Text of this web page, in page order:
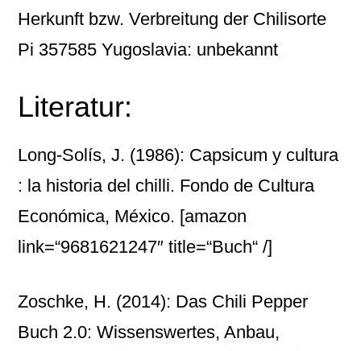
Herkunft bzw. Verbreitung der Chilisorte
Pi 357585 Yugoslavia: unbekannt
Literatur:
Long-Solís, J. (1986): Capsicum y cultura
: la historia del chilli. Fondo de Cultura
Económica, México. [amazon
link=“9681621247″ title=“Buch“ /]
Zoschke, H. (2014): Das Chili Pepper
Buch 2.0: Wissenswertes, Anbau,